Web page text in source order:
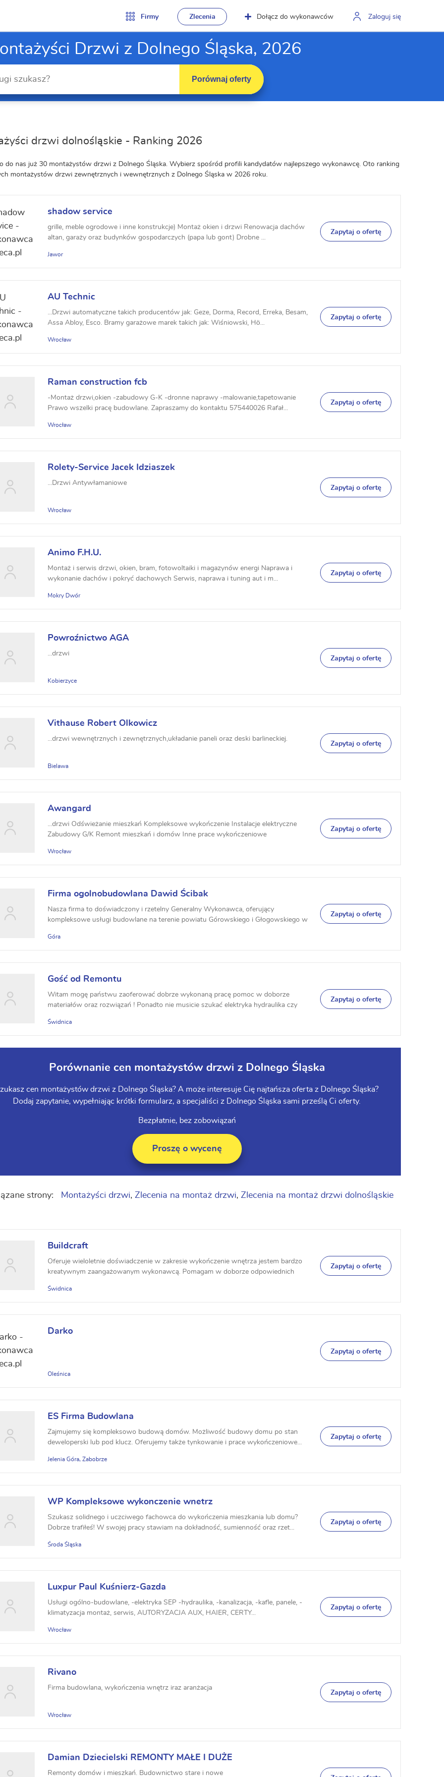
Firmy Zlecenia Dołącz do wykonawców Zaloguj się
Drzwi z Dolnego Śląska, 2026
Porównaj oferty
drzwi dolnośląskie - Ranking 2026
do nas już 30 montażystów drzwi z Dolnego Śląska. Wybierz spośród profili kandydatów najlepszego wykonawcę. Oto ranking
montażystów drzwi zewnętrznych i wewnętrznych z Dolnego Śląska w 2026 roku.
shadow service
grille, meble ogrodowe i inne konstrukcje) Montaż okien i drzwi Renowacja dachów
altan, garaży oraz budynków gospodarczych (papa lub gont) Drobne ...
Jawor
Zapytaj o ofertę
AU Technic
...Drzwi automatyczne takich producentów jak: Geze, Dorma, Record, Erreka, Besam,
Assa Abloy, Esco. Bramy garażowe marek takich jak: Wiśniowski, Hö...
Wrocław
Zapytaj o ofertę
Raman construction fcb
-Montaż drzwi,okien -zabudowy G-K -dronne naprawy -malowanie,tapetowanie
Prawo wszelki pracę budowlane. Zapraszamy do kontaktu 575440026 Rafał...
Wrocław
Zapytaj o ofertę
Rolety-Service Jacek Idziaszek
...Drzwi Antywłamaniowe
Wrocław
Zapytaj o ofertę
Animo F.H.U.
Montaż i serwis drzwi, okien, bram, fotowoltaiki i magazynów energi Naprawa i
wykonanie dachów i pokryć dachowych Serwis, naprawa i tuning aut i m...
Mokry Dwór
Zapytaj o ofertę
Powroźnictwo AGA
...drzwi
Kobierzyce
Zapytaj o ofertę
Vithause Robert Olkowicz
...drzwi wewnętrznych i zewnętrznych,układanie paneli oraz deski barlineckiej.
Bielawa
Zapytaj o ofertę
Awangard
...drzwi Odświeżanie mieszkań Kompleksowe wykończenie Instalacje elektryczne
Zabudowy G/K Remont mieszkań i domów Inne prace wykończeniowe
Wrocław
Zapytaj o ofertę
Firma ogolnobudowlana Dawid Ścibak
Nasza firma to doświadczony i rzetelny Generalny Wykonawca, oferujący
kompleksowe usługi budowlane na terenie powiatu Górowskiego i Głogowskiego w
Góra
Zapytaj o ofertę
Gość od Remontu
Witam mogę państwu zaoferować dobrze wykonaną pracę pomoc w doborze
materiałów oraz rozwiązań ! Ponadto nie musicie szukać elektryka hydraulika czy
Świdnica
Zapytaj o ofertę
Porównanie cen montażystów drzwi z Dolnego Śląska
cen montażystów drzwi z Dolnego Śląska? A może interesuje Cię najtańsza oferta z Dolnego Śląska?
Dodaj zapytanie, wypełniając krótki formularz, a specjaliści z Dolnego Śląska sami prześlą Ci oferty.
Bezpłatnie, bez zobowiązań
Proszę o wycenę
strony: Montażyści drzwi, Zlecenia na montaż drzwi, Zlecenia na montaż drzwi dolnośląskie
Buildcraft
Oferuje wieloletnie doświadczenie w zakresie wykończenie wnętrza jestem bardzo
kreatywnym zaangażowanym wykonawcą. Pomagam w doborze odpowiednich
Świdnica
Zapytaj o ofertę
Darko
Oleśnica
Zapytaj o ofertę
ES Firma Budowlana
Zajmujemy się kompleksowo budową domów. Możliwość budowy domu po stan
deweloperski lub pod klucz. Oferujemy także tynkowanie i prace wykończeniowe...
Jelenia Góra, Zabobrze
Zapytaj o ofertę
WP Kompleksowe wykonczenie wnetrz
Szukasz solidnego i uczciwego fachowca do wykończenia mieszkania lub domu?
Dobrze trafiłeś! W swojej pracy stawiam na dokładność, sumienność oraz rzet...
Środa Śląska
Zapytaj o ofertę
Luxpur Paul Kuśnierz-Gazda
Usługi ogólno-budowlane, -elektryka SEP -hydraulika, -kanalizacja, -kafle, panele, -
klimatyzacja montaż, serwis, AUTORYZACJA AUX, HAIER, CERTY...
Wrocław
Zapytaj o ofertę
Rivano
Firma budowlana, wykończenia wnętrz iraz aranżacja
Wrocław
Zapytaj o ofertę
Damian Dziecielski REMONTY MAŁE I DUŻE
Remonty domów i mieszkań. Budownictwo stare i nowe